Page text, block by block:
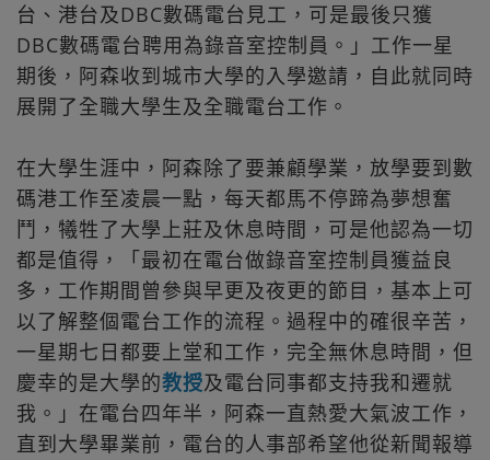
台、港台及DBC數碼電台見工，可是最後只獲
DBC數碼電台聘用為錄音室控制員。」工作一星
期後，阿森收到城市大學的入學邀請，自此就同時
展開了全職大學生及全職電台工作。
在大學生涯中，阿森除了要兼顧學業，放學要到數
碼港工作至凌晨一點，每天都馬不停蹄為夢想奮
鬥，犧牲了大學上莊及休息時間，可是他認為一切
都是值得，「最初在電台做錄音室控制員獲益良
多，工作期間曾參與早更及夜更的節目，基本上可
以了解整個電台工作的流程。過程中的確很辛苦，
一星期七日都要上堂和工作，完全無休息時間，但
慶幸的是大學的教授及電台同事都支持我和遷就
我。」在電台四年半，阿森一直熱愛大氣波工作，
直到大學畢業前，電台的人事部希望他從新聞報導